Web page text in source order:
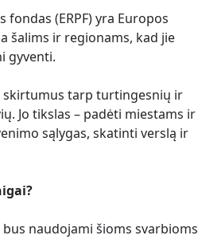
(ERPF) yra Europos
šalims ir regionams, kad jie
gyventi.
skirtumus tarp turtingesnių ir
Jo tikslas – padėti miestams ir
sąlygas, skatinti verslą ir
bus naudojami šioms svarbioms